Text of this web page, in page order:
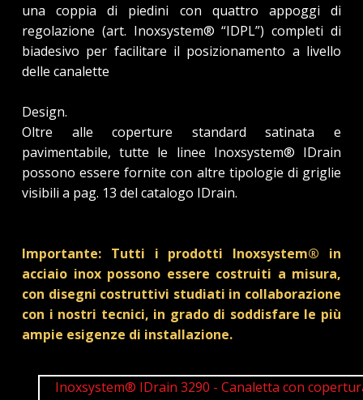
una coppia di piedini con quattro appoggi di
regolazione (art. Inoxsystem® “IDPL”) completi di
biadesivo per facilitare il posizionamento a livello
delle canalette
Design.
Oltre alle coperture standard satinata e
pavimentabile, tutte le linee Inoxsystem® IDrain
possono essere fornite con altre tipologie di griglie
visibili a pag. 13 del catalogo IDrain.
Importante: Tutti i prodotti Inoxsystem® in
acciaio inox possono essere costruiti a misura,
con disegni costruttivi studiati in collaborazione
con i nostri tecnici, in grado di soddisfare le più
ampie esigenze di installazione.
Inoxsystem® IDrain 3290 - Canaletta con